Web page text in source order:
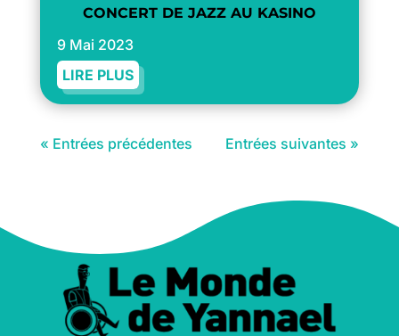
CONCERT DE JAZZ AU KASINO
9 Mai 2023
LIRE PLUS
« Entrées précédentes Entrées suivantes »